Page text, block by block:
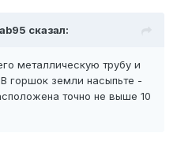
сказал:
металлическую трубу и
горшок земли насыпьте -
точно не выше 10